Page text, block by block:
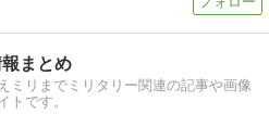
まとめ
ミリまでミリタリー関連の記事や画像
トです。